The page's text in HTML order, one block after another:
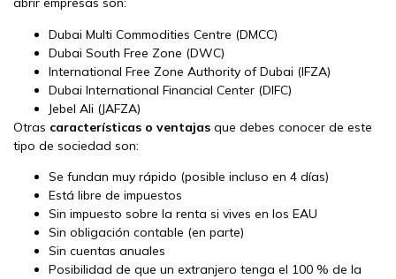
Dubai Multi Commodities Centre (DMCC)
Dubai South Free Zone (DWC)
International Free Zone Authority of Dubai (IFZA)
Dubai International Financial Center (DIFC)
Jebel Ali (JAFZA)
Otras características o ventajas que debes conocer de este
tipo de sociedad son:
Se fundan muy rápido (posible incluso en 4 días)
Está libre de impuestos
Sin impuesto sobre la renta si vives en los EAU
Sin obligación contable (en parte)
Sin cuentas anuales
Posibilidad de que un extranjero tenga el 100 % de la